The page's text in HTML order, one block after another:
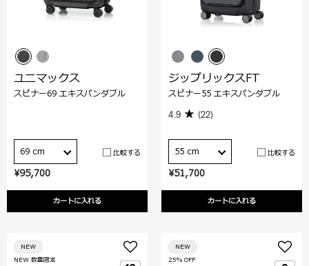
¥95,700
カートに入れる
ユニマックス
スピナー69 エキスパンダブル
69 cm 比較する
¥51,700
カートに入れる
ジップリックスFT
スピナー55 エキスパンダブル
4.9 (22)
55 cm 比較する
NEW 数量限定
NEW
25% OFF
NEW